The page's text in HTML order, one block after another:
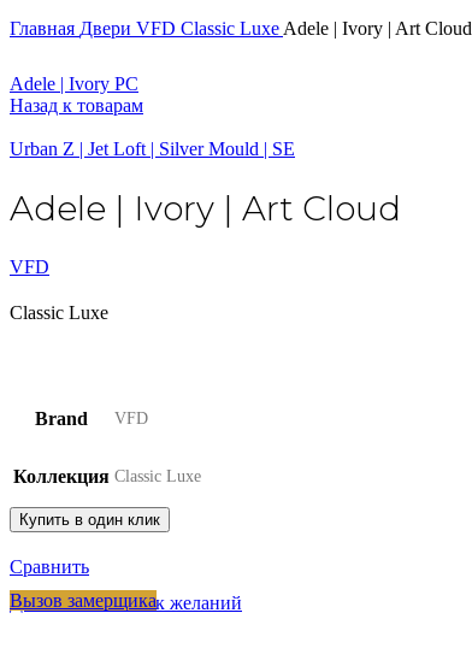
Главная Двери VFD Classic Luxe Adele | Ivory | Art Cloud
Adele | Ivory PC
Назад к товарам
Urban Z | Jet Loft | Silver Mould | SE
Adele | Ivory | Art Cloud
VFD
Classic Luxe
Brand VFD
Коллекция Classic Luxe
Купить в один клик
Сравнить
Добавить в список желаний
Вызов замерщика